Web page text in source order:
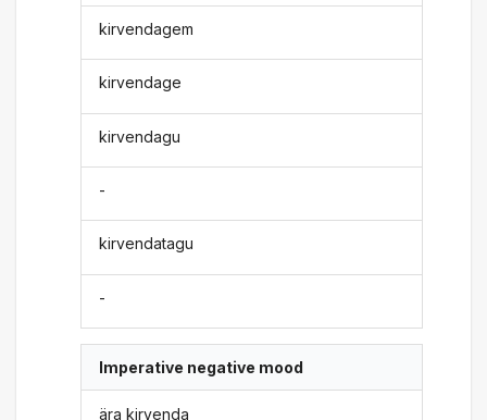
kirvendagem
kirvendage
kirvendagu
-
kirvendatagu
-
Imperative negative mood
ära kirvenda